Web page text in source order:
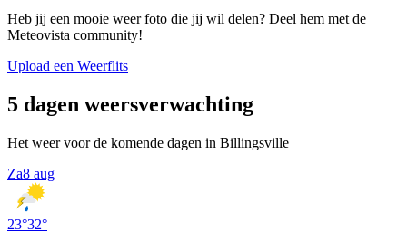
Heb jij een mooie weer foto die jij wil delen? Deel hem met de
Meteovista community!
Upload een Weerflits
5 dagen weersverwachting
Het weer voor de komende dagen in Billingsville
Za8 aug
23°32°